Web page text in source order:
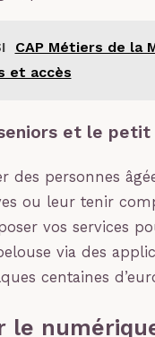
CAP Métiers de la
et accès
seniors et le
des personnes
ou leur tenir
vos services
via des
centaines
le